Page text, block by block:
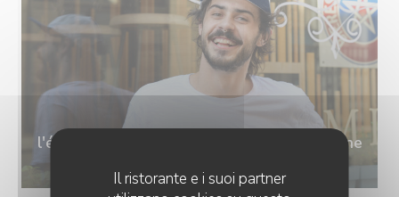
Il ristorante e i suoi partner
l'équipe de la CH'TITE Brigitte avec Étienne